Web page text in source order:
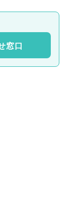
窓口